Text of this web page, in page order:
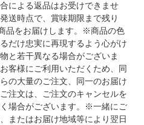
による返品はお受けできませ
送時点で、賞味期限まで残り
品をお届けします。※商品の色
だけ忠実に再現するよう心がけ
と若干異なる場合がございま
客様にご利用いただくため、同
の大量のご注文、同一のお届け
注文は、ご注文のキャンセルを
場合がございます。※一緒にご
またはお届け地域等により翌日